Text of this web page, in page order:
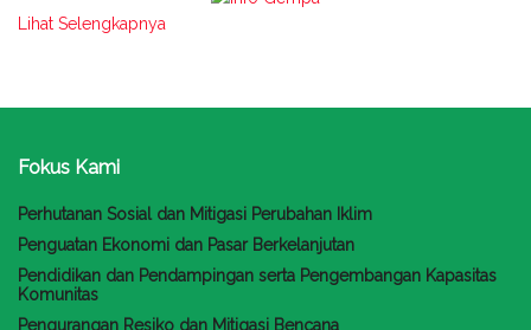
Lihat Selengkapnya
Fokus Kami
Perhutanan Sosial dan Mitigasi Perubahan Iklim
Penguatan Ekonomi dan Pasar Berkelanjutan
Pendidikan dan Pendampingan serta Pengembangan Kapasitas
Komunitas
Pengurangan Resiko dan Mitigasi Bencana